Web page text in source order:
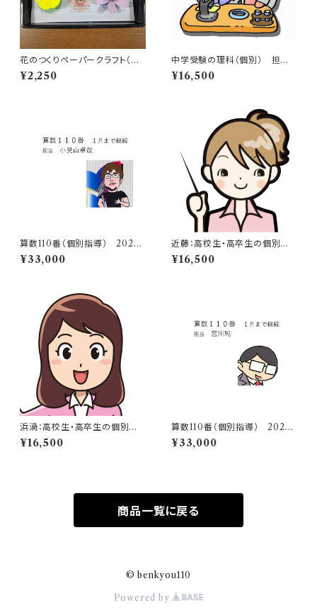
花のつくりペーパークラフト（親
子セット）箱付き
¥2,250
中学受験の理科（個別） 担当：
高山
¥16,500
算数110番（個別指導） 2027
年1月まで継続（担当：小見山先
生）
¥33,000
近藤：高校生・高卒生の個別指
導（数学・物理・化学・英語）
¥16,500
浜渦：高校生・高卒生の個別指
導（数学・化学・物理・英語）
¥16,500
算数110番（個別指導） 2025
年1月まで継続（担当：宮川純）
¥33,000
商品一覧に戻る
© benkyou110
Powered by